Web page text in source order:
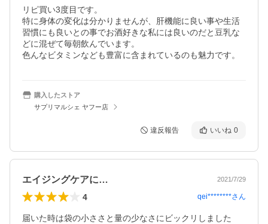
リピ買い3度目です。
特に身体の変化は分かりませんが、肝機能に良い事や生活
習慣にも良いとの事でお酒好きな私には良いのだと豆乳な
どに混ぜて毎朝飲んでいます。
色んなビタミンなども豊富に含まれているのも魅力です。
購入したストア
サプリマルシェ ヤフー店
違反報告 いいね 0
エイジングケアに… 2021/7/29
4 qei********さん
届いた時は袋の小ささと量の少なさにビックリしました